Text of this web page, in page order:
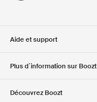
Aide et support
Plus d´information sur Boozt
Découvrez Boozt